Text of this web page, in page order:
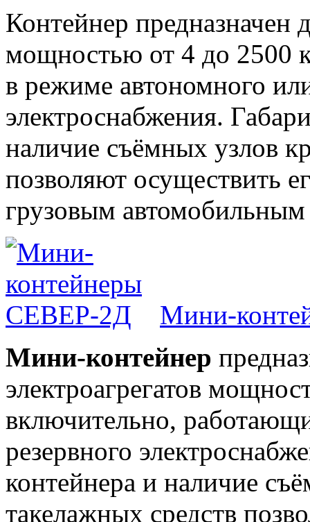
Контейнер предназначен
мощностью от 4 до 2500
в режиме автономного
электроснабжения.
наличие съёмных узлов
позволяют осуществить
грузовым
Мини-
Мини-контейнер
электроагрегатов
включительно,
резервного
контейнера и наличие
такелажных средств